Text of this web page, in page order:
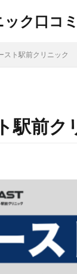
ック口コ
スト駅前クリニック
駅前ク